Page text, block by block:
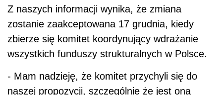
Z naszych informacji wynika, że zmiana
zostanie zaakceptowana 17 grudnia, kiedy
zbierze się komitet koordynujący wdrażanie
wszystkich funduszy strukturalnych w Polsce.
- Mam nadzieję, że komitet przychyli się do
naszej propozycji, szczególnie że jest ona